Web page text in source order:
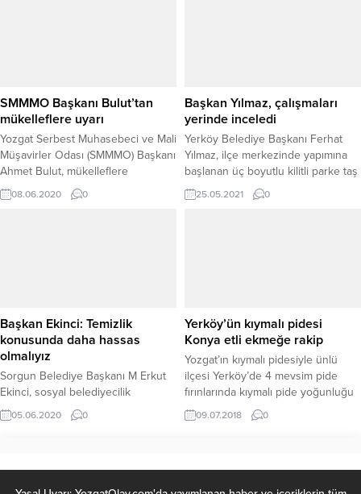
bir ustalıkla seslendirerek
izleyenlere unutulmaz anlar...
SMMMO Başkanı Bulut’tan
mükelleflere uyarı
Yozgat Serbest Muhasebeci ve Mali
Müşavirler Odası (SMMMO) Başkanı
Ahmet Bulut, mükelleflere
uyarılarda bulunarak, yevmiye
defterlerinin kapanış onayı
08.06.2020 0
Başkan Yılmaz, çalışmaları
yerinde inceledi
Yerköy Belediye Başkanı Ferhat
Yılmaz, ilçe merkezinde yapımına
başlanan üç boyutlu kilitli parke taş
döşeme çalışmalarını yerinde
inceledi.
25.05.2021 0
Başkan Ekinci: Temizlik
konusunda daha hassas
olmalıyız
Sorgun Belediye Başkanı M Erkut
Ekinci, sosyal belediyecilik
anlayışının bir gereği olarak altyapı
ve üstyapı çalışmalarına büyük
hassas olması gerektiğini söyledi.
05.06.2020 0
Yerköy’ün kıymalı pidesi
Konya etli ekmeğe rakip
Yozgat’ın kıymalı pidesiyle ünlü
ilçesi Yerköy’de 4 mevsim pide
fırınlarında kıymalı pide yoğunluğu
yaşanması Konya etli ekmeğe rakip
olarak değerlendiriliyor.
09.07.2018 0